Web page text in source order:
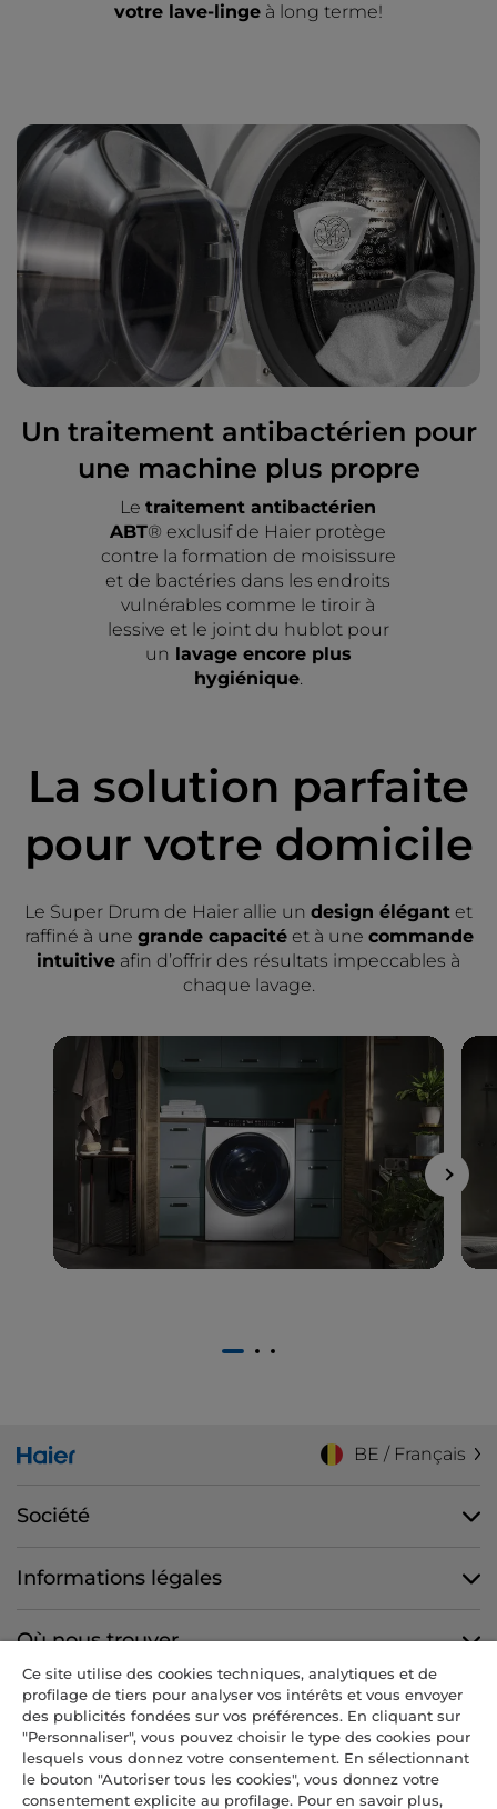
votre lave-lingeà long terme!
Un traitement antibactérien pour
une machine plus propre
Letraitement antibactérien
ABT® exclusif de Haier protège
contre la formation de moisissure
et de bactéries dans les endroits
vulnérables comme le tiroir à
lessive et le joint du hublot pour
un lavage encore plus
hygiénique.
La solution parfaite
pour votre domicile
Le Super Drum de Haier allie un design élégant et
raffiné à une grande capacitéet à une commande
intuitive afin d’offrir des résultats impeccables à
chaque lavage.
1 2 3
BE / Français
Société
Informations légales
Où nous trouver
Nous suivre
Ce site utilise des cookies techniques, analytiques et de
profilage de tiers pour analyser vos intérêts et vous envoyer
des publicités fondées sur vos préférences. En cliquant sur
"Personnaliser", vous pouvez choisir le type des cookies pour
lesquels vous donnez votre consentement. En sélectionnant
le bouton "Autoriser tous les cookies", vous donnez votre
consentement explicite au profilage. Pour en savoir plus,